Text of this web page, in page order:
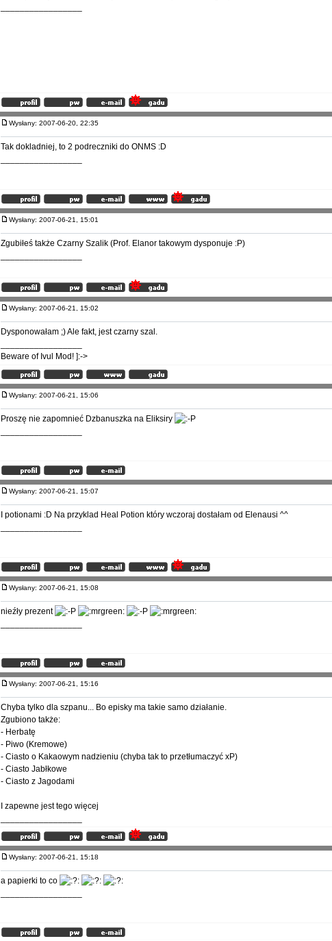
Wysłany: 2007-06-20, 22:35
Tak dokladniej, to 2 podreczniki do ONMS :D
Wysłany: 2007-06-21, 15:01
Zgubiłeś także Czarny Szalik (Prof. Elanor takowym dysponuje :P)
Wysłany: 2007-06-21, 15:02
Dysponowałam ;) Ale fakt, jest czarny szal.
Beware of Ivul Mod! ]:->
Wysłany: 2007-06-21, 15:06
Proszę nie zapomnieć Dzbanuszka na Eliksiry
Wysłany: 2007-06-21, 15:07
I potionami :D Na przyklad Heal Potion który wczoraj dostałam od Elenausi ^^
Wysłany: 2007-06-21, 15:08
nieźły prezent
Wysłany: 2007-06-21, 15:16
Chyba tylko dla szpanu... Bo episky ma takie samo działanie.
Zgubiono także:
- Herbatę
- Piwo (Kremowe)
- Ciasto o Kakaowym nadzieniu (chyba tak to przetłumaczyć xP)
- Ciasto Jabłkowe
- Ciasto z Jagodami
I zapewne jest tego więcej
Wysłany: 2007-06-21, 15:18
a papierki to co